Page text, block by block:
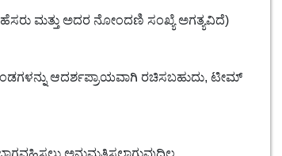
ಮತ್ತು ಅದರ ನೋಂದಣಿ ಸಂಖ್ಯೆ ಅಗತ್ಯವಿದೆ)
ಆದರ್ಶಪ್ರಾಯವಾಗಿ ರಚಿಸಬಹುದು, ಟೀಮ್
ಅನುಮತಿಸಲಾಗುವುದಿಲ್ಲ